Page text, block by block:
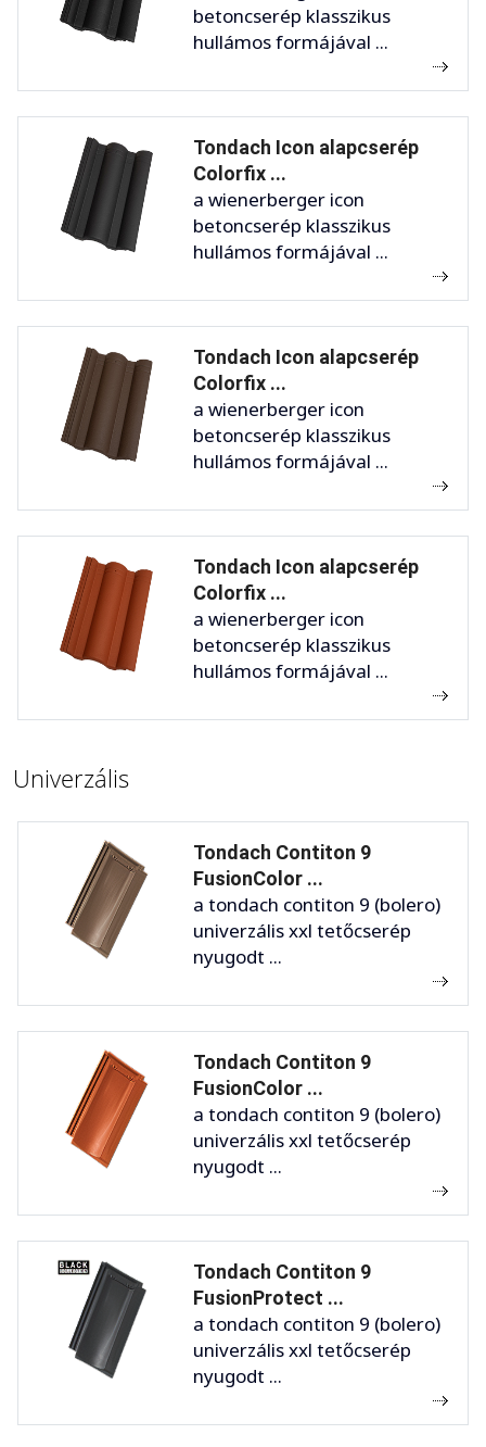
betoncserép klasszikus
hullámos formájával ...
Tondach Icon alapcserép
Colorfix ...
a wienerberger icon
betoncserép klasszikus
hullámos formájával ...
Tondach Icon alapcserép
Colorfix ...
a wienerberger icon
betoncserép klasszikus
hullámos formájával ...
Tondach Icon alapcserép
Colorfix ...
a wienerberger icon
betoncserép klasszikus
hullámos formájával ...
Univerzális
Tondach Contiton 9
FusionColor ...
a tondach contiton 9 (bolero)
univerzális xxl tetőcserép
nyugodt ...
Tondach Contiton 9
FusionColor ...
a tondach contiton 9 (bolero)
univerzális xxl tetőcserép
nyugodt ...
Tondach Contiton 9
FusionProtect ...
a tondach contiton 9 (bolero)
univerzális xxl tetőcserép
nyugodt ...